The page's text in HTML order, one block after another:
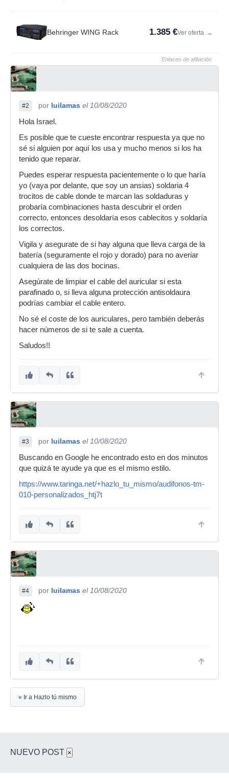
Behringer WING Rack 1.385 €Ver oferta →
Enlaces de afiliación
#2 por luilamas el 10/08/2020
Hola Israel.
Es posible que te cueste encontrar respuesta ya que no
sé si alguien por aquí los usa y mucho menos si los ha
tenido que reparar.
Puedes esperar respuesta pacientemente o lo que haría
yo (vaya por delante, que soy un ansias) soldaria 4
trocitos de cable donde te marcan las soldaduras y
probaría combinaciones hasta descubrir el orden
correcto, entonces desoldaría esos cablecitos y soldaría
los correctos.
Vigila y asegurate de si hay alguna que lleva carga de la
batería (seguramente el rojo y dorado) para no averiar
cualquiera de las dos bocinas.
Asegúrate de limpiar el cable del auricular si esta
parafinado o, si lleva alguna protección antisoldaura
podrías cambiar el cable entero.
No sé el coste de los auriculares, pero también deberás
hacer números de si te sale a cuenta.
Saludos!!
#3 por luilamas el 10/08/2020
Buscando en Google he encontrado esto en dos minutos
que quizá te ayude ya que es el mismo estilo.
https://www.taringa.net/+hazlo_tu_mismo/audifonos-tm-
010-personalizados_htj7t
#4 por luilamas el 10/08/2020
« Ir a Hazlo tú mismo
NUEVO POST ×